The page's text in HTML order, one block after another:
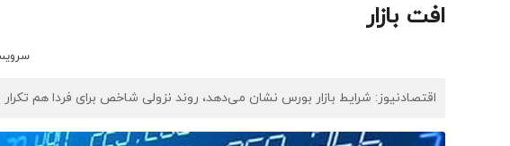
افت بازار
اقتصادنیوز: شرایط بازار بورس نشان می‌دهد، روند نزولی شاخص برای فردا هم